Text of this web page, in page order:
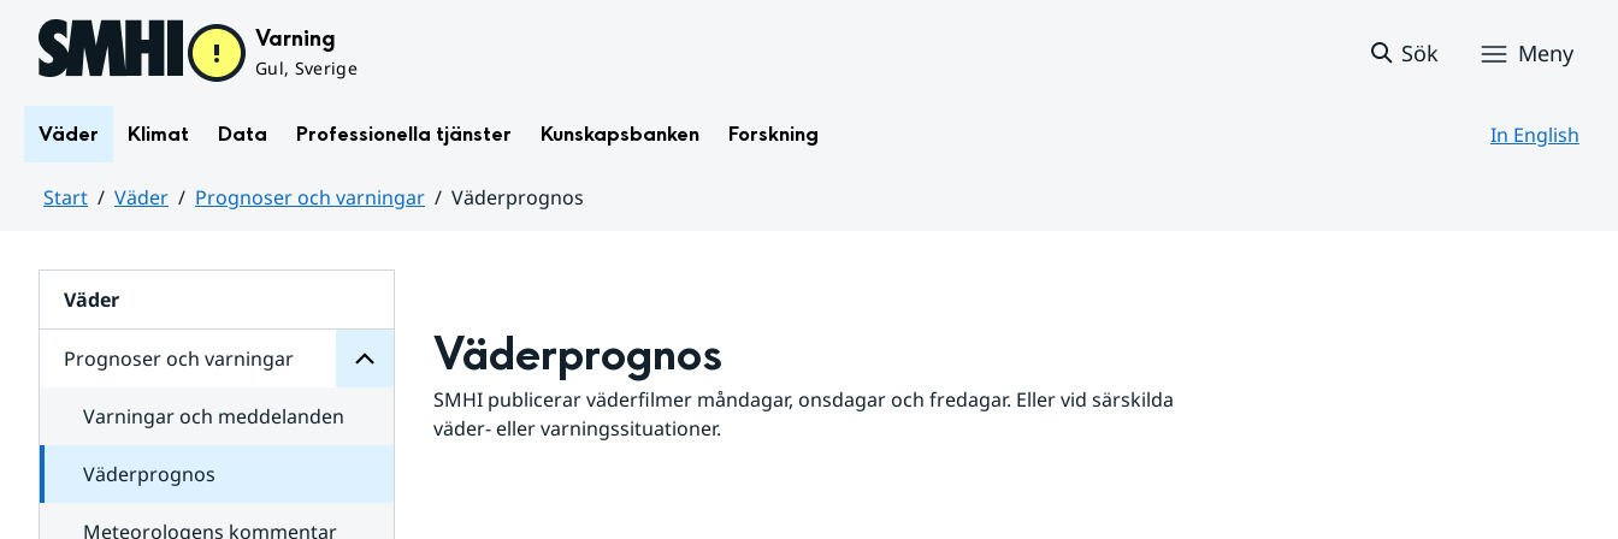
Hoppa till sidans innehåll Varning
Gul, Sverige
Sök Meny
Väder Klimat Data Professionella tjänster Kunskapsbanken Forskning In English
Start Väder Prognoser och varningar
Väderprognos
Väder
Prognoser och varningar
för
varningar
Varningar och meddelanden
Väderprognos
Meteorologens kommentar
Väderprognos
SMHI publicerar väderfilmer måndagar, onsdagar och fredagar. Eller vid särskilda
väder- eller varningssituationer.